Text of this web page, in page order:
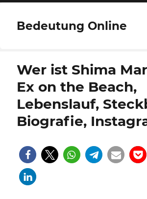
Bedeutung Online
Wer ist Shima
Ex on the Beach,
Lebenslauf,
Biografie,